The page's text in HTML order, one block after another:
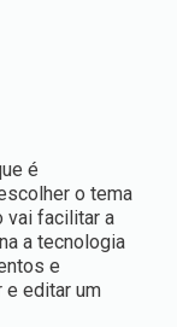
é
o tema
vai facilitar a
a tecnologia
e
editar um